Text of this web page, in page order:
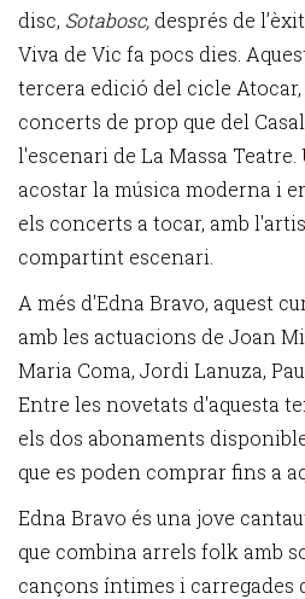
disc, Sotabosc, després de
Viva de Vic fa pocs dies.
tercera edició del cicle
concerts de prop que del
l'escenari de La Massa
acostar la música moderna i
els concerts a tocar, amb
compartint escenari.
A més d'Edna Bravo, aquest
amb les actuacions de Joan
Maria Coma, Jordi Lanuza,
Entre les novetats d'aquesta
els dos abonaments
que es poden comprar fins a
Edna Bravo és una jove
que combina arrels folk amb
cançons íntimes i carregades